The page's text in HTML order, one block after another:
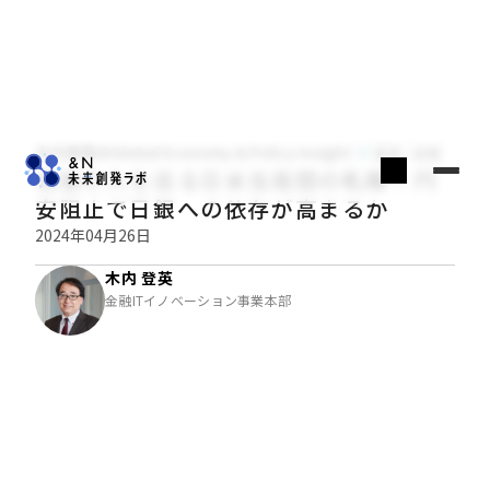
木内登英のGlobal Economy & Policy Insight
為替介入を巡る日米当局間の軋轢：円
安阻止で日銀への依存が高まるか
2024年04月26日
木内 登英
金融ITイノベーション事業本部